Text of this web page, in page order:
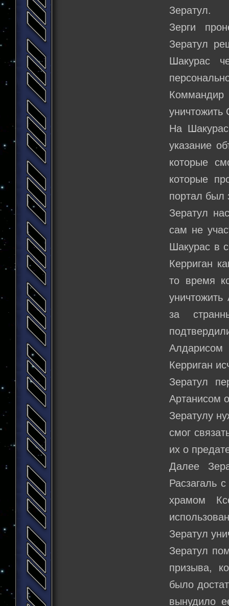
Зератул.
Зерги
Зератул
Шакурас
На
указание
которые
которые
портал был
Зератул
сам не
Шакурас в
Керриган
то время
за
Алдарисом
Керриган
Зератул
Артанисом
Зератулу
смог
их о
Далее
Расзагаль
храмом
Зератул
Зератул
призыва,
было
вынудило